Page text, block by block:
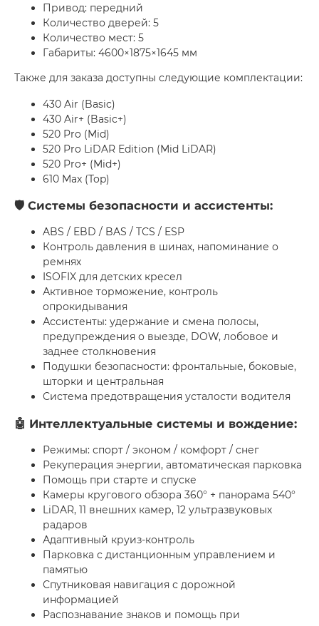
Привод: передний
Количество дверей: 5
Количество мест: 5
Габариты: 4600×1875×1645 мм
Также для заказа доступны следующие комплектации:
430 Air (Basic)
430 Air+ (Basic+)
520 Pro (Mid)
520 Pro LiDAR Edition (Mid LiDAR)
520 Pro+ (Mid+)
610 Max (Top)
🛡 Системы безопасности и ассистенты:
ABS / EBD / BAS / TCS / ESP
Контроль давления в шинах, напоминание о
ремнях
ISOFIX для детских кресел
Активное торможение, контроль
опрокидывания
Ассистенты: удержание и смена полосы,
предупреждения о выезде, DOW, лобовое и
заднее столкновения
Подушки безопасности: фронтальные, боковые,
шторки и центральная
Система предотвращения усталости водителя
🤖 Интеллектуальные системы и вождение:
Режимы: спорт / эконом / комфорт / снег
Рекуперация энергии, автоматическая парковка
Помощь при старте и спуске
Камеры кругового обзора 360° + панорама 540°
LiDAR, 11 внешних камер, 12 ультразвуковых
радаров
Адаптивный круиз-контроль
Парковка с дистанционным управлением и
памятью
Спутниковая навигация с дорожной
информацией
Распознавание знаков и помощь при